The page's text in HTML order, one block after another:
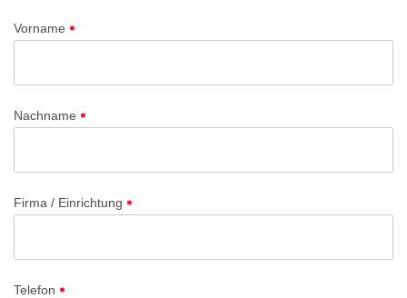
Vorname
Nachname
Firma / Einrichtung
Telefon